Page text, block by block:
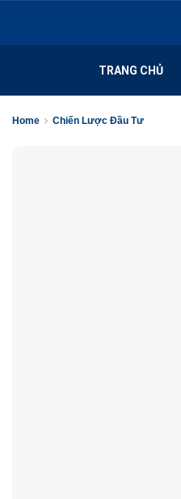
TRANG CHỦ
Home Chiến Lược Đầu Tư